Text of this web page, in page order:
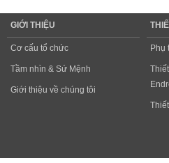
GIỚI THIỆU
Cơ cấu tổ chức
Tầm nhìn & Sứ Mệnh
Giới thiệu về chúng tôi
Phụ